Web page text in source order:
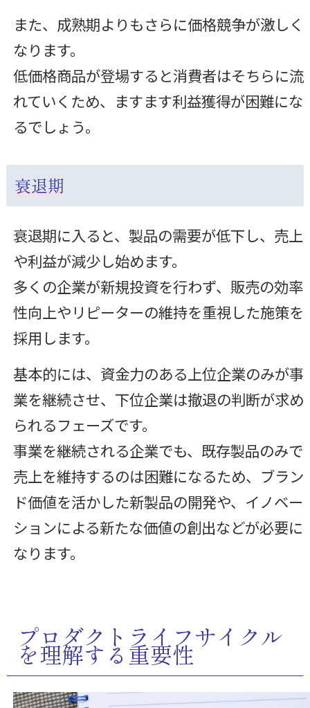
また、成熟期よりもさらに価格競争が激しく
なります。
低価格商品が登場すると消費者はそちらに流
れていくため、ますます利益獲得が困難にな
るでしょう。
衰退期
衰退期に入ると、製品の需要が低下し、売上
や利益が減少し始めます。
多くの企業が新規投資を行わず、販売の効率
性向上やリピーターの維持を重視した施策を
採用します。
基本的には、資金力のある上位企業のみが事
業を継続させ、下位企業は撤退の判断が求め
られるフェーズです。
事業を継続される企業でも、既存製品のみで
売上を維持するのは困難になるため、ブラン
ド価値を活かした新製品の開発や、イノベー
ションによる新たな価値の創出などが必要に
なります。
プロダクトライフサイクル
を理解する重要性